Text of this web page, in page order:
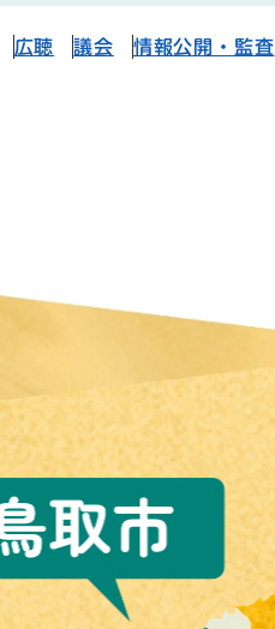
広聴 議会 情報公開・監査